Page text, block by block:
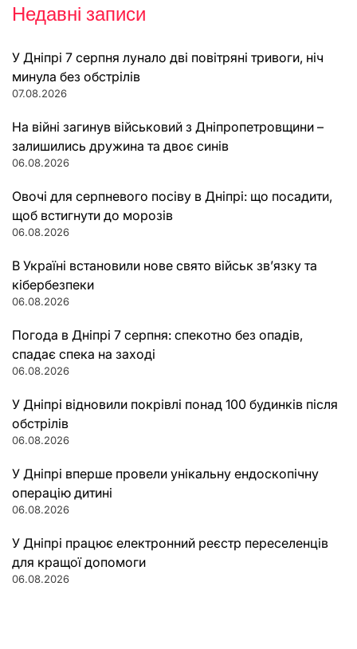
Недавні записи
У Дніпрі 7 серпня лунало дві повітряні тривоги, ніч
минула без обстрілів
07.08.2026
На війні загинув військовий з Дніпропетровщини –
залишились дружина та двоє синів
06.08.2026
Овочі для серпневого посіву в Дніпрі: що посадити,
щоб встигнути до морозів
06.08.2026
В Україні встановили нове свято військ зв’язку та
кібербезпеки
06.08.2026
Погода в Дніпрі 7 серпня: спекотно без опадів,
спадає спека на заході
06.08.2026
У Дніпрі відновили покрівлі понад 100 будинків після
обстрілів
06.08.2026
У Дніпрі вперше провели унікальну ендоскопічну
операцію дитині
06.08.2026
У Дніпрі працює електронний реєстр переселенців
для кращої допомоги
06.08.2026